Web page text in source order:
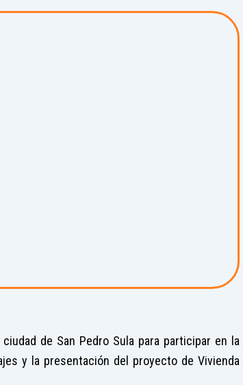
de San Pedro Sula para participar en la
y la presentación del proyecto de Vivienda